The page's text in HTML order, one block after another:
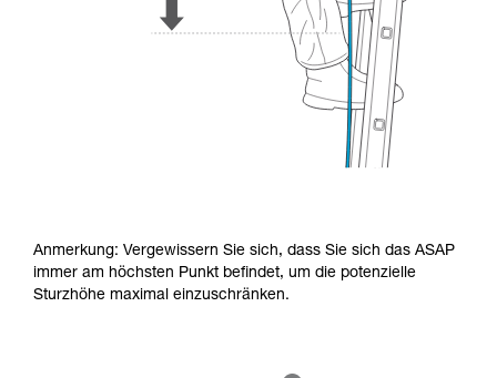
Anmerkung: Vergewissern Sie sich, dass Sie sich das ASAP
immer am höchsten Punkt befindet, um die potenzielle
Sturzhöhe maximal einzuschränken.